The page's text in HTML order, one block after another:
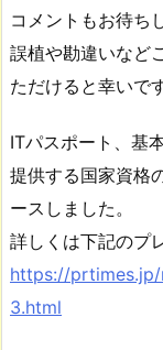
コメントもお待ち
誤植や勘違いなど
ただけると幸いです
ITパスポート、基
提供する国家資格
ースしました。
詳しくは下記のプ
https://
3.html